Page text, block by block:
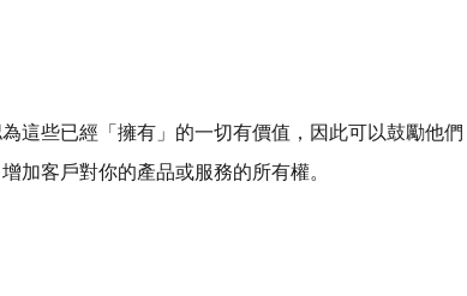
這些已經「擁有」的一切有價值，因此可以鼓勵他們
加客戶對你的產品或服務的所有權。